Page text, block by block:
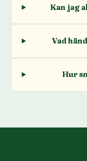
Kan jag
Vad
Hur